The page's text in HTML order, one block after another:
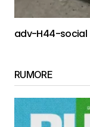
adv-H44-social
RUMORE